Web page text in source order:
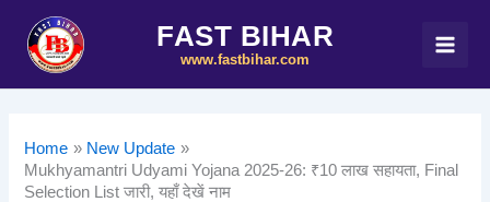
content
FAST BIHAR
www.fastbihar.com
Home
New Update
Mukhyamantri Udyami Yojana 2025-26: ₹10 लाख सहायता, Final
Selection List जारी, यहाँ देखें नाम